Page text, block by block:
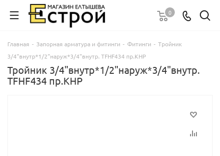
0
Главная - Запорная арматура и фитинги - Фитинги - Тройник
3/4"внутр*1/2"наруж*3/4"внутр. TFHF434 пр.КНР
Тройник 3/4"внутр*1/2"наруж*3/4"внутр.
TFHF434 пр.КНР